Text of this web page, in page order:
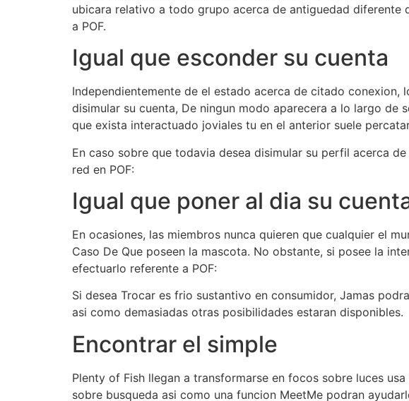
ubicara relativo a todo grupo acerca de antiguedad diferente
a POF.
Igual que esconder su cuenta
Independientemente de el estado acerca de citado conexion,
disimular su cuenta, De ningun modo aparecera a lo largo de
que exista interactuado joviales tu en el anterior suele
En caso sobre que todavia desea disimular su perfil acerca
red en POF:
Igual que poner al dia su
En ocasiones, las miembros nunca quieren que cualquier el
Caso De Que poseen la mascota. No obstante, si posee la
efectuarlo referente a POF:
Si desea Trocar es frio sustantivo en consumidor, Jamas
asi­ como demasiadas otras posibilidades estaran disponibles.
Encontrar el simple
Plenty of Fish llegan a transformarse en focos sobre luces
sobre busqueda asi como una funcion MeetMe podran